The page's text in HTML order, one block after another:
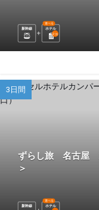
新幹線 ホテル
選べる
2泊
3日間
ずらし旅 名古屋 2
＞
新幹線 ホテル
選べる